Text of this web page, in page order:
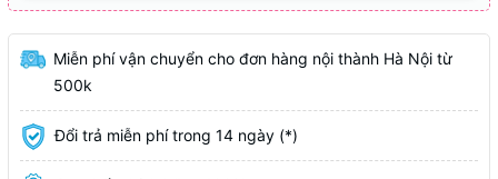
Miễn phí vận chuyển cho đơn hàng nội thành Hà Nội từ
500k
Đổi trả miễn phí trong 14 ngày (*)